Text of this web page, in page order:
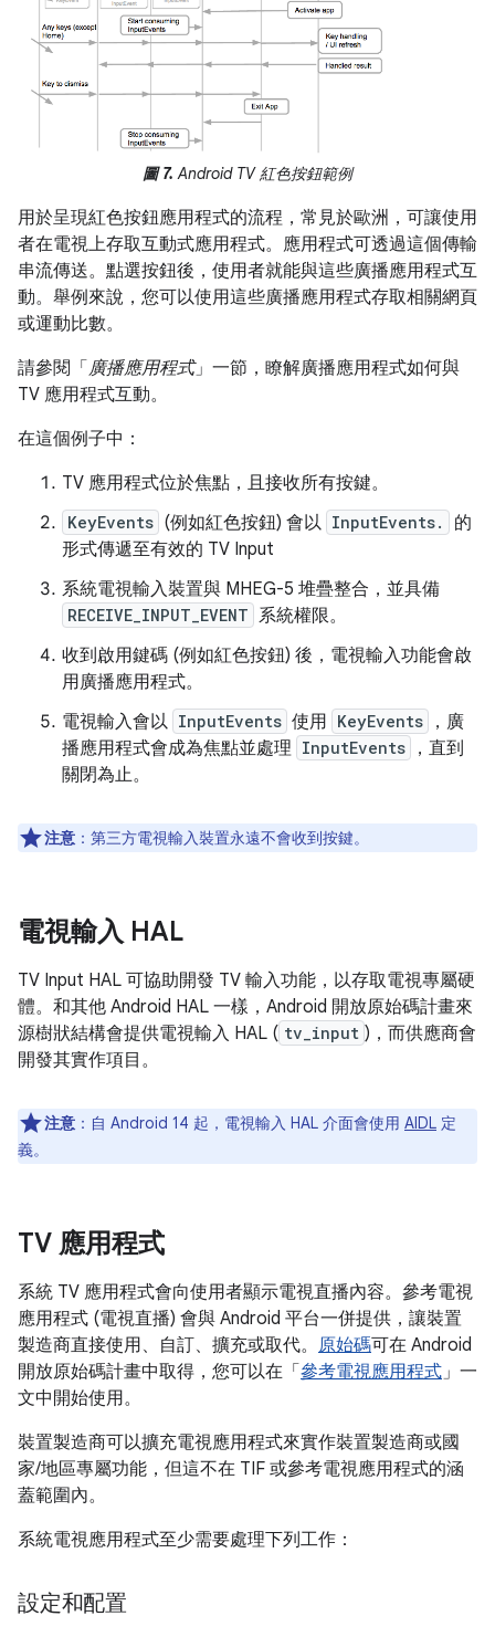
圖 7. Android TV 紅色按鈕範例
用於呈現紅色按鈕應用程式的流程，常見於歐洲，可讓使用
者在電視上存取互動式應用程式。應用程式可透過這個傳輸
串流傳送。點選按鈕後，使用者就能與這些廣播應用程式互
動。舉例來說，您可以使用這些廣播應用程式存取相關網頁
或運動比數。
請參閱「 廣播應用程式」一節，瞭解廣播應用程式如何與
TV 應用程式互動。
在這個例子中：
TV 應用程式位於焦點，且接收所有按鍵。
KeyEvents (例如紅色按鈕) 會以 InputEvents.
的
形式傳遞至有效的 TV Input
系統電視輸入裝置與 MHEG-5 堆疊整合，並具備
RECEIVE_INPUT_EVENT 系統權限。
收到啟用鍵碼 (例如紅色按鈕) 後，電視輸入功能會啟
用廣播應用程式。
電視輸入會以 InputEvents 使用 KeyEvents
，廣
播應用程式會成為焦點並處理 InputEvents
，直到
關閉為止。
注意 ：第三方電視輸入裝置永遠不會收到按鍵。
電視輸入 HAL
TV Input HAL 可協助開發 TV 輸入功能，以存取電視專屬硬
體。和其他 Android HAL 一樣，Android 開放原始碼計畫來
源樹狀結構會提供電視輸入 HAL ( tv_input )，而供應商會
開發其實作項目。
注意 ：自 Android 14 起，電視輸入 HAL 介面會使用 AIDL 定
義。
TV 應用程式
系統 TV 應用程式會向使用者顯示電視直播內容。參考電視
應用程式 (電視直播) 會與 Android 平台一併提供，讓裝置
製造商直接使用、自訂、擴充或取代。 原始碼可在 Android
開放原始碼計畫中取得，您可以在「 參考電視應用程式」一
文中開始使用。
裝置製造商可以擴充電視應用程式來實作裝置製造商或國
家/地區專屬功能，但這不在 TIF 或參考電視應用程式的涵
蓋範圍內。
系統電視應用程式至少需要處理下列工作：
設定和配置